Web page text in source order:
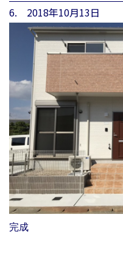
6. 2018年10月13日
完成